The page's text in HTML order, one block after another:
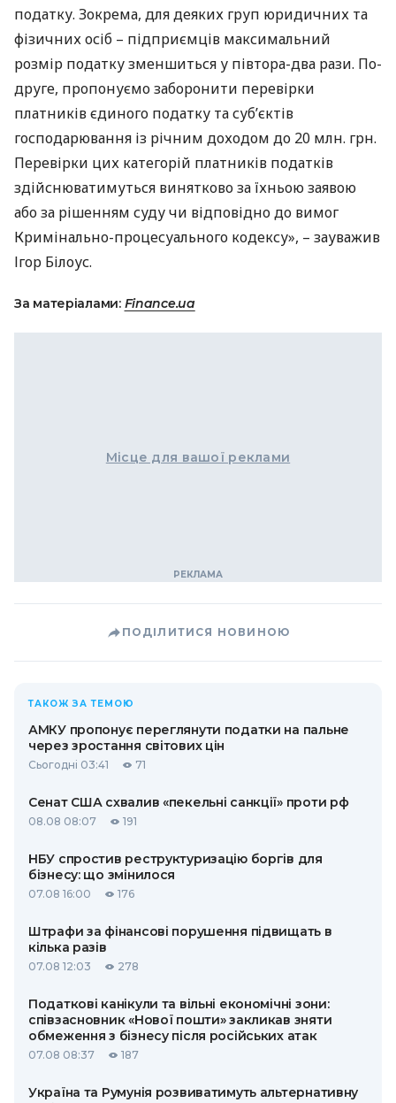
податку. Зокрема, для деяких груп юридичних та
фізичних осіб – підприємців максимальний
розмір податку зменшиться у півтора-два рази. По-
друге, пропонуємо заборонити перевірки
платників єдиного податку та суб’єктів
господарювання із річним доходом до 20 млн. грн.
Перевірки цих категорій платників податків
здійснюватимуться винятково за їхньою заявою
або за рішенням суду чи відповідно до вимог
Кримінально-процесуального кодексу», – зауважив
Ігор Білоус.
За матеріалами: Finance.ua
Місце для вашої реклами
ПОДІЛИТИСЯ НОВИНОЮ
ТАКОЖ ЗА ТЕМОЮ
АМКУ пропонує переглянути податки на пальне
через зростання світових цін
Сьогодні 03:41 71
Сенат США схвалив «пекельні санкції» проти рф
08.08 08:07 191
НБУ спростив реструктуризацію боргів для
бізнесу: що змінилося
07.08 16:00 176
Штрафи за фінансові порушення підвищать в
кілька разів
07.08 12:03 278
Податкові канікули та вільні економічні зони:
співзасновник «Нової пошти» закликав зняти
обмеження з бізнесу після російських атак
07.08 08:37 187
Україна та Румунія розвиватимуть альтернативну